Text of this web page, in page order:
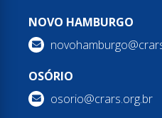
NOVO HAMBURGO
OSÓRIO
osorio@crars.org.br